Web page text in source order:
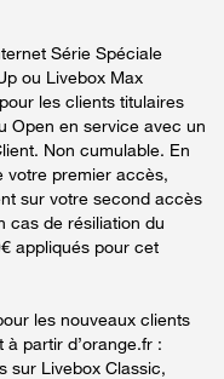
Série Spéciale
ou Livebox Max
les clients titulaires
Open en service avec un
Non cumulable. En
votre premier accès,
sur votre second accès
cas de résiliation du
appliqués pour cet
les nouveaux clients
partir d’orange.fr :
sur Livebox Classic,